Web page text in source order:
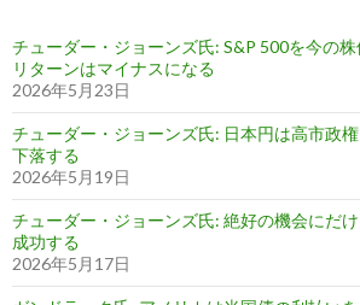
チューダー・ジョーンズ氏: S&P 500を今の
リターンはマイナスになる
2026年5月23日
チューダー・ジョーンズ氏: 日本円は高市政
下落する
2026年5月19日
チューダー・ジョーンズ氏: 絶好の機会にだ
成功する
2026年5月17日